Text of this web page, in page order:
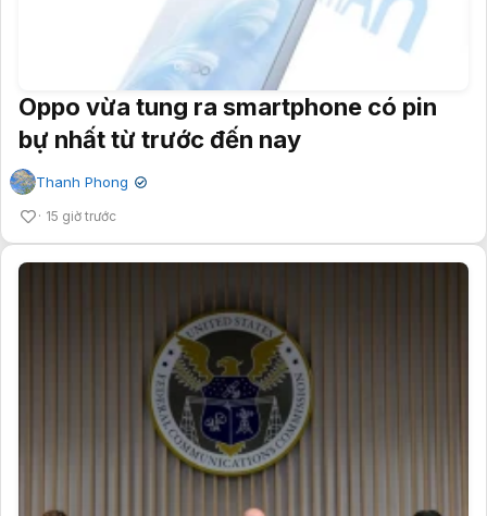
Oppo vừa tung ra smartphone có pin
bự nhất từ trước đến nay
Thanh Phong ✔
15 giờ trước